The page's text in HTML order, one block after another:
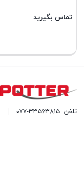
تماس بگیرید
تلفن ۰۷۷-۳۳۵۶۳۸۱۵